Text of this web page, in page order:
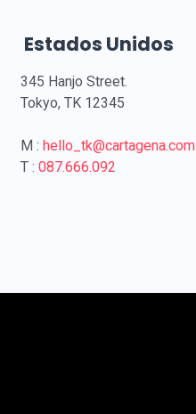
Estados Unidos
345 Hanjo Street.
Tokyo, TK 12345
M : hello_tk@cartagena.com
T : 087.666.092